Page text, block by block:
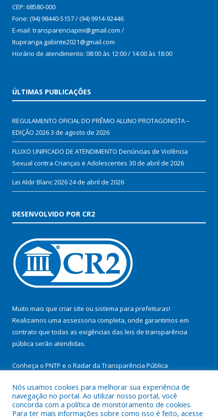
CEP: 68580-000
Fone: (94) 98440-5157 / (94) 9914-92446
E-mail: transparenciapmi@gmail.com /
Itupiranga.gabinte2021@gmail.com
Horário de atendimento: 08:00 às 12:00 / 14:00 às 18:00
ÚLTIMAS PUBLICAÇÕES
REGULAMENTO OFICIAL DO PRÊMIO ALUNO PROTAGONISTA –
EDIÇÃO 20263 de agosto de 2026
FLUXO UNIFICADO DE ATENDIMENTO Denúncias de Violência
Sexual contra Crianças e Adolescentes 30 de abril de 2026
Lei Aldir Blanc 202624 de abril de 2026
DESENVOLVIDO POR CR2
Muito mais que criar site ou sistema para prefeituras!
Realizamos uma assessoria completa, onde garantimos em
contrato que todas as exigências das leis de transparência
pública serão atendidas.
Conheça o PNTP e o Radar da Transparência Pública
Nós usamos cookies para melhorar sua experiência de
navegação no portal. Ao utilizar nosso portal, você
concorda com a política de monitoramento de cookies.
Para ter mais informações sobre como isso é feito, acesse